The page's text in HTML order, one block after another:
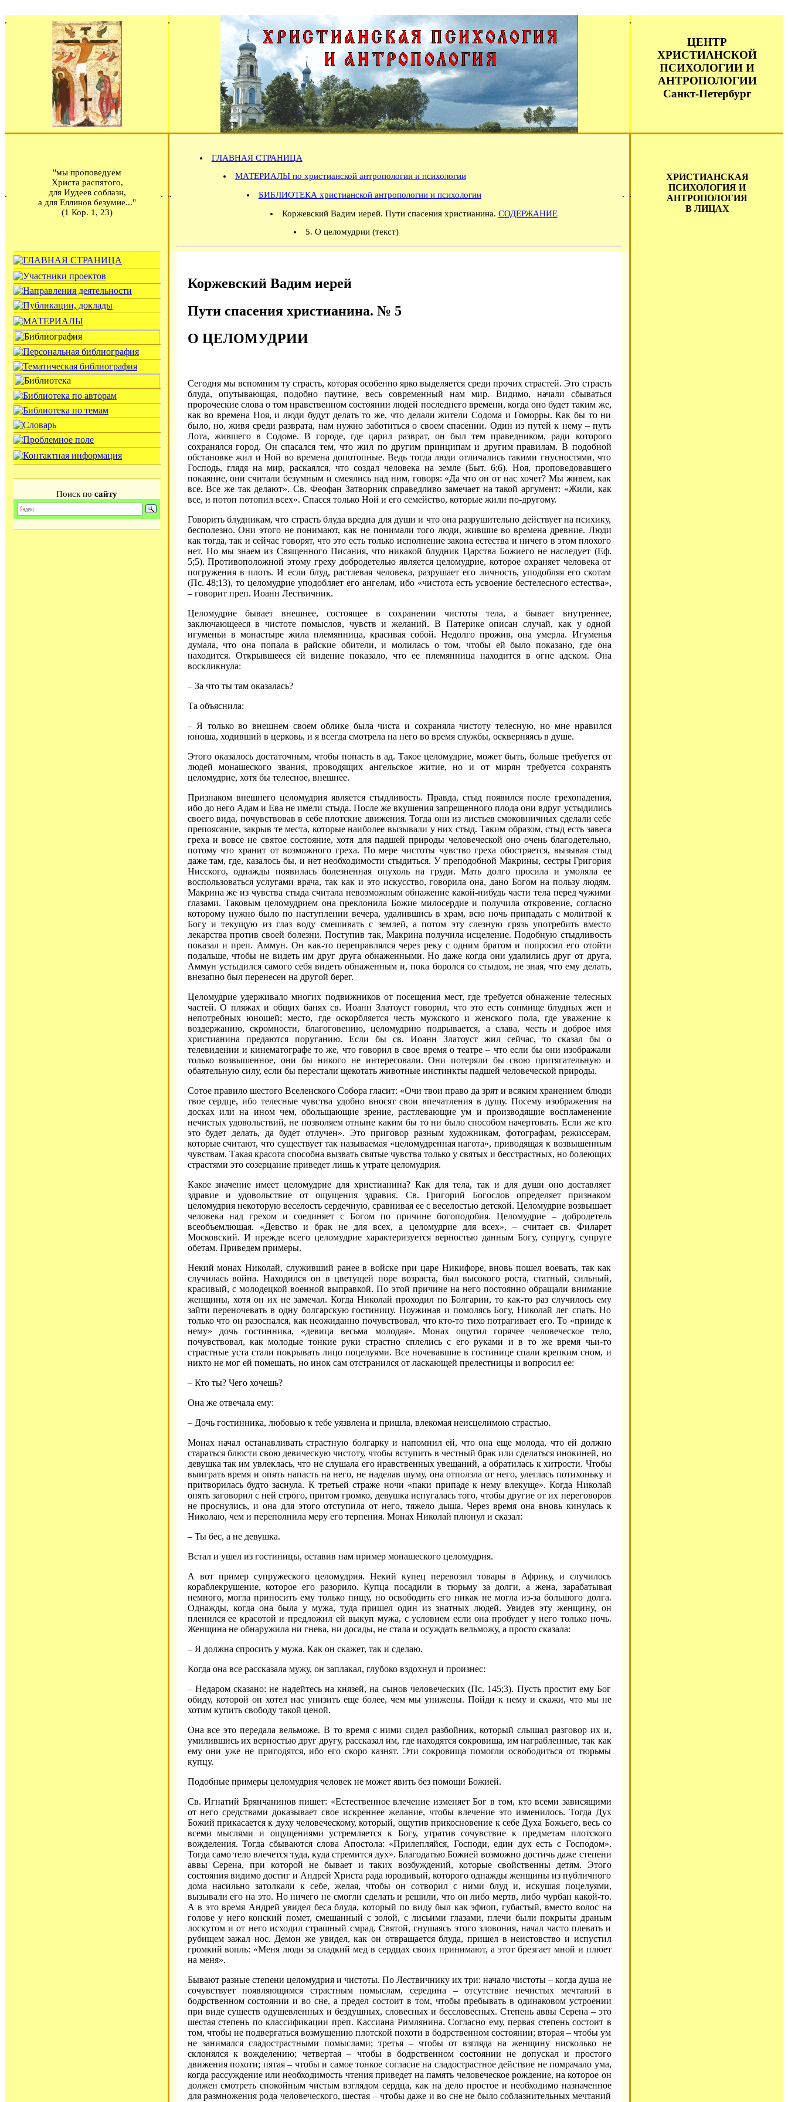
ЦЕНТР
ХРИСТИАНСКОЙ
ПСИХОЛОГИИ И
АНТРОПОЛОГИИ
Санкт-Петербург
"мы проповедуем
Христа распятого,
для Иудеев соблазн,
а для Еллинов безумие..."
(1 Кор. 1, 23)
ГЛАВНАЯ СТРАНИЦА
МАТЕРИАЛЫ по христианской антропологии и психологии
БИБЛИОТЕКА христианской антропологии и психологии
Коржевский Вадим иерей. Пути спасения христианина. СОДЕРЖАНИЕ
5. О целомудрии (текст)
ХРИСТИАНСКАЯ
ПСИХОЛОГИЯ И
АНТРОПОЛОГИЯ
В ЛИЦАХ
Поиск по сайту
Коржевский Вадим иерей
Пути спасения христианина. № 5
О ЦЕЛОМУДРИИ
Сегодня мы вспомним ту страсть, которая особенно ярко выделяется среди прочих страстей. Это страсть
блуда, опутывающая, подобно паутине, весь современный нам мир. Видимо, начали сбываться
пророческие слова о том нравственном состоянии людей последнего времени, когда оно будет таким же,
как во времена Ноя, и люди будут делать то же, что делали жители Содома и Гоморры. Как бы то ни
было, но, живя среди разврата, нам нужно заботиться о своем спасении. Один из путей к нему – путь
Лота, жившего в Содоме. В городе, где царил разврат, он был тем праведником, ради которого
сохранялся город. Он спасался тем, что жил по другим принципам и другим правилам. В подобной
обстановке жил и Ной во времена допотопные. Ведь тогда люди отличались такими гнусностями, что
Господь, глядя на мир, раскаялся, что создал человека на земле (Быт. 6;6). Ноя, проповедовавшего
покаяние, они считали безумным и смеялись над ним, говоря: «Да что он от нас хочет? Мы живем, как
все. Все же так делают». Св. Феофан Затворник справедливо замечает на такой аргумент: «Жили, как
все, и потоп потопил всех». Спасся только Ной и его семейство, которые жили по-другому.
Говорить блудникам, что страсть блуда вредна для души и что она разрушительно действует на психику,
бесполезно. Они этого не понимают, как не понимали того люди, жившие во времена древние. Люди
как тогда, так и сейчас говорят, что это есть только исполнение закона естества и ничего в этом плохого
нет. Но мы знаем из Священного Писания, что никакой блудник Царства Божиего не наследует (Еф.
5;5). Противоположной этому греху добродетелью является целомудрие, которое охраняет человека от
погружения в плоть. И если блуд, растлевая человека, разрушает его личность, уподобляя его скотам
(Пс. 48;13), то целомудрие уподобляет его ангелам, ибо «чистота есть усвоение бестелесного естества»,
– говорит преп. Иоанн Лествичник.
Целомудрие бывает внешнее, состоящее в сохранении чистоты тела, а бывает внутреннее,
заключающееся в чистоте помыслов, чувств и желаний. В Патерике описан случай, как у одной
игуменьи в монастыре жила племянница, красивая собой. Недолго прожив, она умерла. Игуменья
думала, что она попала в райские обители, и молилась о том, чтобы ей было показано, где она
находится. Открывшееся ей видение показало, что ее племянница находится в огне адском. Она
воскликнула:
– За что ты там оказалась?
Та объяснила:
– Я только во внешнем своем облике была чиста и сохраняла чистоту телесную, но мне нравился
юноша, ходивший в церковь, и я всегда смотрела на него во время службы, оскверняясь в душе.
Этого оказалось достаточным, чтобы попасть в ад. Такое целомудрие, может быть, больше требуется от
людей монашеского звания, проводящих ангельское житие, но и от мирян требуется сохранять
целомудрие, хотя бы телесное, внешнее.
Признаком внешнего целомудрия является стыдливость. Правда, стыд появился после грехопадения,
ибо до него Адам и Ева не имели стыда. После же вкушения запрещенного плода они вдруг устыдились
своего вида, почувствовав в себе плотские движения. Тогда они из листьев смоковничных сделали себе
препоясание, закрыв те места, которые наиболее вызывали у них стыд. Таким образом, стыд есть завеса
греха и вовсе не святое состояние, хотя для падшей природы человеческой оно очень благодетельно,
потому что хранит от возможного греха. По мере чистоты чувство греха обостряется, вызывая стыд
даже там, где, казалось бы, и нет необходимости стыдиться. У преподобной Макрины, сестры Григория
Нисского, однажды появилась болезненная опухоль на груди. Мать долго просила и умоляла ее
воспользоваться услугами врача, так как и это искусство, говорила она, дано Богом на пользу людям.
Макрина же из чувства стыда считала невозможным обнажение какой-нибудь части тела перед чужими
глазами. Таковым целомудрием она преклонила Божие милосердие и получила откровение, согласно
которому нужно было по наступлении вечера, удалившись в храм, всю ночь припадать с молитвой к
Богу и текущую из глаз воду смешивать с землей, а потом эту слезную грязь употребить вместо
лекарства против своей болезни. Поступив так, Макрина получила исцеление. Подобную стыдливость
показал и преп. Аммун. Он как-то переправлялся через реку с одним братом и попросил его отойти
подальше, чтобы не видеть им друг друга обнаженными. Но даже когда они удалились друг от друга,
Аммун устыдился самого себя видеть обнаженным и, пока боролся со стыдом, не зная, что ему делать,
внезапно был перенесен на другой берег.
Целомудрие удерживало многих подвижников от посещения мест, где требуется обнажение телесных
частей. О пляжах и общих банях св. Иоанн Златоуст говорил, что это есть сонмище блудных жен и
непотребных юношей; место, где оскорбляется честь мужского и женского пола, где уважение к
воздержанию, скромности, благоговению, целомудрию подрывается, а слава, честь и доброе имя
христианина предаются поруганию. Если бы св. Иоанн Златоуст жил сейчас, то сказал бы о
телевидении и кинематографе то же, что говорил в свое время о театре – что если бы они изображали
только возвышенное, они бы никого не интересовали. Они потеряли бы свою притягательную и
обаятельную силу, если бы перестали щекотать животные инстинкты падшей человеческой природы.
Сотое правило шестого Вселенского Собора гласит: «Очи твои право да зрят и всяким хранением блюди
твое сердце, ибо телесные чувства удобно вносят свои впечатления в душу. Посему изображения на
досках или на ином чем, обольщающие зрение, растлевающие ум и производящие воспламенение
нечистых удовольствий, не позволяем отныне каким бы то ни было способом начертовать. Если же кто
это будет делать, да будет отлучен». Это приговор разным художникам, фотографам, режиссерам,
которые считают, что существует так называемая «целомудренная нагота», приводящая к возвышенным
чувствам. Такая красота способна вызвать святые чувства только у святых и бесстрастных, но болеющих
страстями это созерцание приведет лишь к утрате целомудрия.
Какое значение имеет целомудрие для христианина? Как для тела, так и для души оно доставляет
здравие и удовольствие от ощущения здравия. Св. Григорий Богослов определяет признаком
целомудрия некоторую веселость сердечную, сравнивая ее с веселостью детской. Целомудрие возвышает
человека над грехом и соединяет с Богом по причине богоподобия. Целомудрие – добродетель
всеобъемлющая. «Девство и брак не для всех, а целомудрие для всех», – считает св. Филарет
Московский. И прежде всего целомудрие характеризуется верностью данным Богу, супругу, супруге
обетам. Приведем примеры.
Некий монах Николай, служивший ранее в войске при царе Никифоре, вновь пошел воевать, так как
случилась война. Находился он в цветущей поре возраста, был высокого роста, статный, сильный,
красивый, с молодецкой военной выправкой. По этой причине на него постоянно обращали внимание
женщины, хотя он их не замечал. Когда Николай проходил по Болгарии, то как-то раз случилось ему
зайти переночевать в одну болгарскую гостиницу. Поужинав и помолясь Богу, Николай лег спать. Но
только что он разоспался, как неожиданно почувствовал, что кто-то тихо потрагивает его. То «прииде к
нему» дочь гостинника, «девица весьма молодая». Монах ощутил горячее человеческое тело,
почувствовал, как молодые тонкие руки страстно сплелись с его руками и в то же время чьи-то
страстные уста стали покрывать лицо поцелуями. Все ночевавшие в гостинице спали крепким сном, и
никто не мог ей помешать, но инок сам отстранился от ласкающей прелестницы и вопросил ее:
– Кто ты? Чего хочешь?
Она же отвечала ему:
– Дочь гостинника, любовью к тебе уязвлена и пришла, влекомая неисцелимою страстью.
Монах начал останавливать страстную болгарку и напомнил ей, что она еще молода, что ей должно
стараться блюсти свою девическую чистоту, чтобы вступить в честный брак или сделаться инокиней, но
девушка так им увлеклась, что не слушала его нравственных увещаний, а обратилась к хитрости. Чтобы
выиграть время и опять напасть на него, не наделав шуму, она отползла от него, улеглась потихоньку и
притворилась будто заснула. К третьей страже ночи «паки припаде к нему влекуще». Когда Николай
опять заговорил с ней строго, притом громко, девушка испугалась того, чтобы другие от их переговоров
не проснулись, и она для этого отступила от него, тяжело дыша. Через время она вновь кинулась к
Николаю, чем и переполнила меру его терпения. Монах Николай плюнул и сказал:
– Ты бес, а не девушка.
Встал и ушел из гостиницы, оставив нам пример монашеского целомудрия.
А вот пример супружеского целомудрия. Некий купец перевозил товары в Африку, и случилось
кораблекрушение, которое его разорило. Купца посадили в тюрьму за долги, а жена, зарабатывая
немного, могла приносить ему только пищу, но освободить его никак не могла из-за большого долга.
Однажды, когда она была у мужа, туда пришел один из знатных людей. Увидев эту женщину, он
пленился ее красотой и предложил ей выкуп мужа, с условием если она пробудет у него только ночь.
Женщина не обнаружила ни гнева, ни досады, не стала и осуждать вельможу, а просто сказала:
– Я должна спросить у мужа. Как он скажет, так и сделаю.
Когда она все рассказала мужу, он заплакал, глубоко вздохнул и произнес:
– Недаром сказано: не надейтесь на князей, на сынов человеческих (Пс. 145;3). Пусть простит ему Бог
обиду, которой он хотел нас унизить еще более, чем мы унижены. Пойди к нему и скажи, что мы не
хотим купить свободу такой ценой.
Она все это передала вельможе. В то время с ними сидел разбойник, который слышал разговор их и,
умилившись их верностью друг другу, рассказал им, где находятся сокровища, им награбленные, так как
ему они уже не пригодятся, ибо его скоро казнят. Эти сокровища помогли освободиться от тюрьмы
купцу.
Подобные примеры целомудрия человек не может явить без помощи Божией.
Св. Игнатий Брянчанинов пишет: «Естественное влечение изменяет Бог в том, кто всеми зависящими
от него средствами доказывает свое искреннее желание, чтобы влечение это изменилось. Тогда Дух
Божий прикасается к духу человеческому, который, ощутив прикосновение к себе Духа Божьего, весь со
всеми мыслями и ощущениями устремляется к Богу, утратив сочувствие к предметам плотского
вожделения. Тогда сбываются слова Апостола: «Прилепляйся, Господи, един дух есть с Господом».
Тогда само тело влечется туда, куда стремится дух». Благодатью Божией возможно достичь даже степени
аввы Серена, при которой не бывает и таких возбуждений, которые свойственны детям. Этого
состояния видимо достиг и Андрей Христа рада юродивый, которого однажды женщины из публичного
дома насильно затолкали к себе, желая, чтобы он сотворил с ними блуд и, искушая поцелуями,
вызывали его на это. Но ничего не смогли сделать и решили, что он либо мертв, либо чурбан какой-то.
А в это время Андрей увидел беса блуда, который по виду был как эфиоп, губастый, вместо волос на
голове у него конский помет, смешанный с золой, с лисьими глазами, плечи были покрыты драным
лоскутом и от него исходил страшный смрад. Святой, гнушаясь этого зловония, начал часто плевать и
рубищем зажал нос. Демон же увидел, как он отвращается блуда, пришел в неистовство и испустил
громкий вопль: «Меня люди за сладкий мед в сердцах своих принимают, а этот брезгает мной и плюет
на меня».
Бывают разные степени целомудрия и чистоты. По Лествичнику их три: начало чистоты – когда душа не
сочувствует появляющимся страстным помыслам, середина – отсутствие нечистых мечтаний в
бодрственном состоянии и во сне, а предел состоит в том, чтобы пребывать в одинаковом устроении
при виде существ одушевленных и бездушных, словесных и бессловесных. Степень аввы Серена – это
шестая степень по классификации преп. Кассиана Римлянина. Согласно ему, первая степень состоит в
том, чтобы не подвергаться возмущению плотской похоти в бодрственном состоянии; вторая – чтобы ум
не занимался сладострастными помыслами; третья – чтобы от взгляда на женщину нисколько не
склонялся к вожделению; четвертая – чтобы в бодрственном состоянии не допускал и простого
движения похоти; пятая – чтобы и самое тонкое согласие на сладострастное действие не помрачало ума,
когда рассуждение или необходимость чтения приведет на память человеческое рождение, на которое он
должен смотреть спокойным чистым взглядом сердца, как на дело простое и необходимо назначенное
для размножения рода человеческого, шестая – чтобы даже и во сне не было соблазнительных мечтаний